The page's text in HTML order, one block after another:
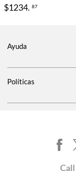
$1234. 87
Ayuda
Políticas
Call